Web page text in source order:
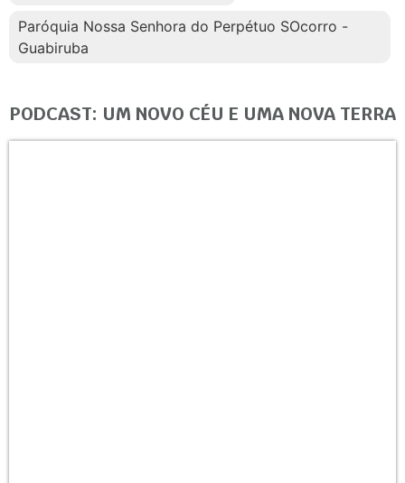
Paróquia Nossa Senhora do Perpétuo SOcorro -
Guabiruba
PODCAST: UM NOVO CÉU E UMA NOVA TERRA